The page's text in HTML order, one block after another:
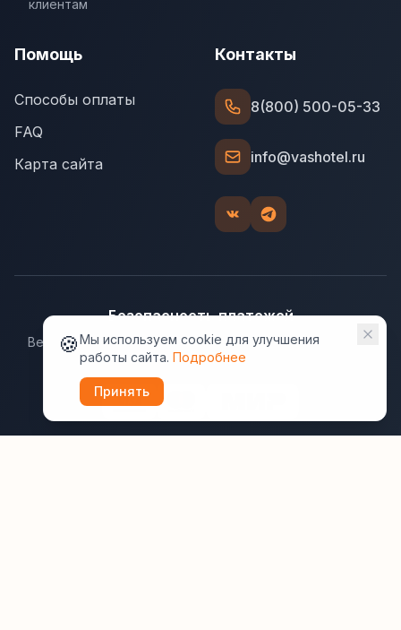
клиентам
Помощь
Способы оплаты
FAQ
Карта сайта
Контакты
8(800) 500-05-33
info@vashotel.ru
Безопасность платежей
Ведущие платёжные системы гарантируют надёжную
защиту данных.
🍪Мы используем cookie для улучшения
работы сайта. Подробнее
Принять